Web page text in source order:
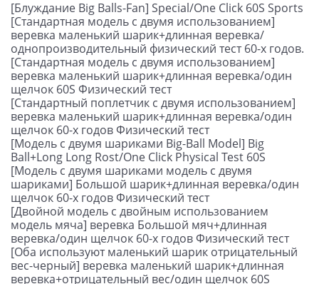
[Блуждание Big Balls-Fan] Special/One Click 60S Sports
[Стандартная модель с двумя использованием]
веревка маленький шарик+длинная веревка/
однопроизводительный физический тест 60-х годов.
[Стандартная модель с двумя использованием]
веревка маленький шарик+длинная веревка/один
щелчок 60S Физический тест
[Стандартный поплетчик с двумя использованием]
веревка маленький шарик+длинная веревка/один
щелчок 60-х годов Физический тест
[Модель с двумя шариками Big-Ball Model] Big
Ball+Long Long Rost/One Click Physical Test 60S
[Модель с двумя шариками модель с двумя
шариками] Большой шарик+длинная веревка/один
щелчок 60-х годов Физический тест
[Двойной модель с двойным использованием
модель мяча] веревка Большой мяч+длинная
веревка/один щелчок 60-х годов Физический тест
[Оба используют маленький шарик отрицательный
вес-черный] веревка маленький шарик+длинная
веревка+отрицательный вес/один щелчок 60S